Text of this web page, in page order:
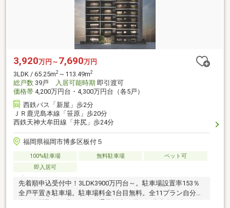
3,920万円～ 7,690万円
3LDK / 65.25m2 ～113.49m2
総戸数 39戸 入居可能時期 即引渡可
価格帯 4,200万円台・4,300万円台（各5戸）
西鉄バス「新屋」歩2分
ＪＲ鹿児島本線「笹原」歩20分
西鉄天神大牟田線「井尻」歩24分
福岡県福岡市博多区板付５
100%駐車場 無料駐車場
ペット可
即入居可
先着順申込受付中！3LDK3900万円台～。駐車場設置率153％
全戸平置き駐車場。駐車場料金1台目無料。全11プラン自分に
合った間取りが見つかる。通風採光に優れた南東向き全39